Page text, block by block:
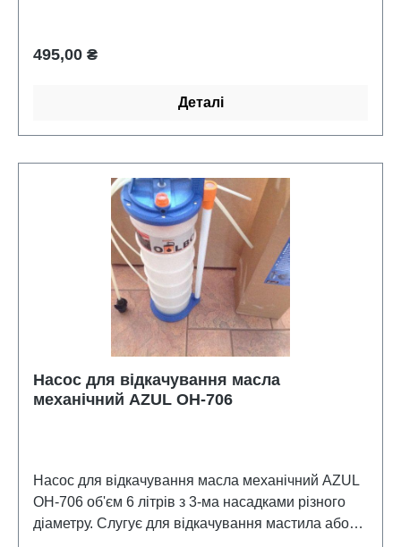
Звичайна ціна:
495,00 ₴
Деталі
Насос для відкачування масла
механічний AZUL OH-706
Насос для відкачування масла механічний AZUL
OH-706 об'єм 6 літрів з 3-ма насадками різного
діаметру. Слугує для відкачування мастила або